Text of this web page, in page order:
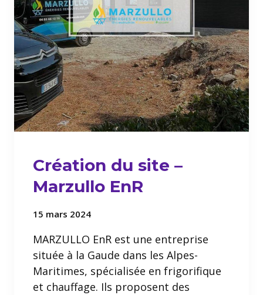
Création du site –
Marzullo EnR
15 mars 2024
MARZULLO EnR est une entreprise
située à la Gaude dans les Alpes-
Maritimes, spécialisée en frigorifique
et chauffage. Ils proposent des